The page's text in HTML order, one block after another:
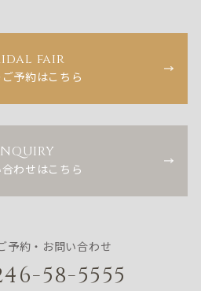
fair
ご予約はこちら
わせはこちら
予約・お問い合わせ
58-5555